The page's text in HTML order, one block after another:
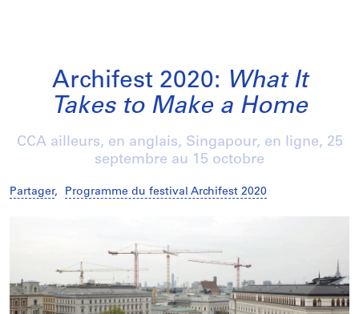
Archifest 2020: What It
Takes to Make a Home
CCA ailleurs, en anglais, Singapour, en ligne, 25
septembre au 15 octobre
Partager, Programme du festival Archifest 2020